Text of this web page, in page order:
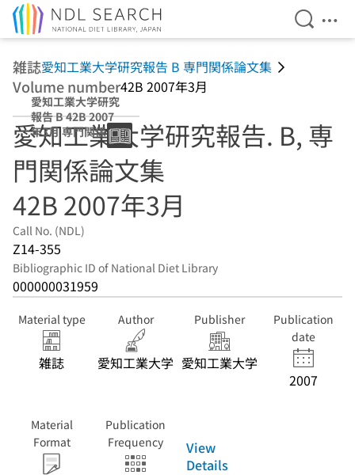
Open
雑誌愛知工業大学研究報告 B 専門関係論文集
Volume number42B 2007年3月
愛知工業大学研究
報告 B 42B 2007
年3月 専門関係論
文集
愛知工業大学研究報告. B, 専
門関係論文集
42B 2007年3月
Call No. (NDL)
Z14-355
Bibliographic ID of National Diet Library
000000031959
Material type
雑誌
Author
愛知工業大学
Publisher
愛知工業大学
Publication
date
2007
Material
Format
Publication
Frequency
View
Details